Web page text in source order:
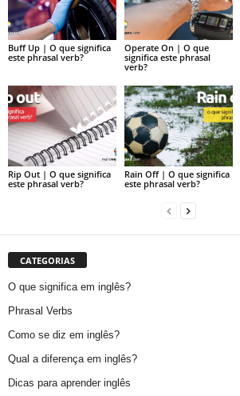
Buff Up | O que significa
este phrasal verb?
Operate On | O que
significa este phrasal
verb?
Rip Out | O que significa
este phrasal verb?
Rain Off | O que significa
este phrasal verb?
CATEGORIAS
O que significa em inglês?
Phrasal Verbs
Como se diz em inglês?
Qual a diferença em inglês?
Dicas para aprender inglês